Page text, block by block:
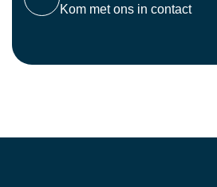
Kom met ons in contact